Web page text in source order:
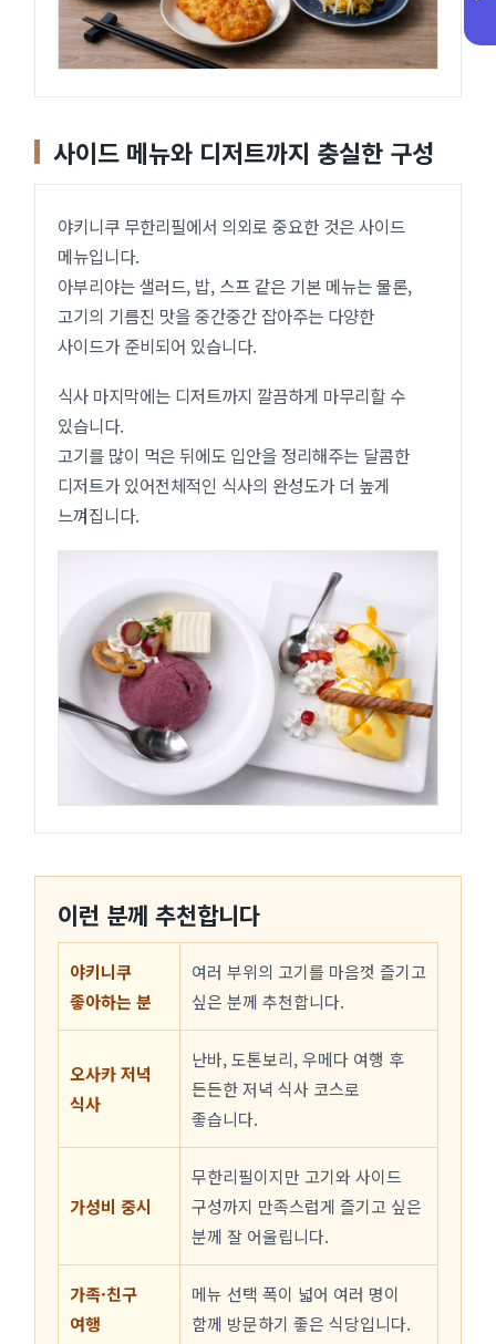
사이드 메뉴와 디저트까지 충실한 구성
야키니쿠 무한리필에서 의외로 중요한 것은 사이드
메뉴입니다.
아부리야는 샐러드, 밥, 스프 같은 기본 메뉴는 물론,
고기의 기름진 맛을 중간중간 잡아주는 다양한
사이드가 준비되어 있습니다.
식사 마지막에는 디저트까지 깔끔하게 마무리할 수
있습니다.
고기를 많이 먹은 뒤에도 입안을 정리해주는 달콤한
디저트가 있어전체적인 식사의 완성도가 더 높게
느껴집니다.
이런 분께 추천합니다
야키니쿠
좋아하는 분
여러 부위의 고기를 마음껏 즐기고
싶은 분께 추천합니다.
오사카 저녁
식사
난바, 도톤보리, 우메다 여행 후
든든한 저녁 식사 코스로
좋습니다.
가성비 중시
무한리필이지만 고기와 사이드
구성까지 만족스럽게 즐기고 싶은
분께 잘 어울립니다.
가족·친구
여행
메뉴 선택 폭이 넓어 여러 명이
함께 방문하기 좋은 식당입니다.